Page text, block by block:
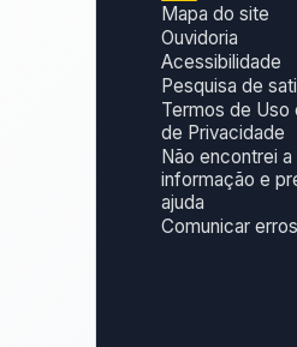
Mapa do site
Ouvidoria
Acessibilidade
Pesquisa de
Termos de Uso
de Privacidade
Não encontrei a
informação e
ajuda
Comunicar